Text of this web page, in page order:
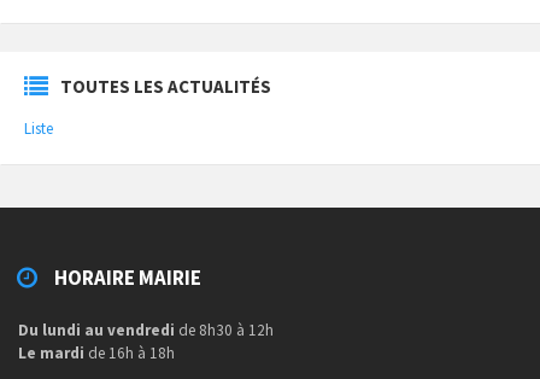
TOUTES LES ACTUALITÉS
Liste
HORAIRE MAIRIE
Du lundi au vendredi de 8h30 à 12h
Le mardi de 16h à 18h